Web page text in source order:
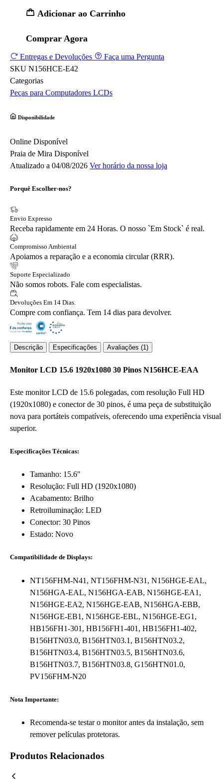
Adicionar ao Carrinho
Comprar Agora
Entregas e Devoluções
Faça uma Pergunta
SKU N156HCE-E42
Categorias
Peças para Computadores LCDs
Disponibilidade
Online Disponível
Praia de Mira Disponível
Atualizado a 04/08/2026 Ver horário da nossa loja
Porquê Escolher-nos?
Envio Expresso
Receba rapidamente em 24 Horas. O nosso `Em Stock` é real.
Compromisso Ambiental
Apoiamos a reparação e a economia circular (RRR).
Suporte Especializado
Não somos robots. Fale com especialistas.
Devoluções Em 14 Dias.
Compre com confiança. Tem 14 dias para devolver.
Descrição Especificações Avaliações (1)
Monitor LCD 15.6 1920x1080 30 Pinos N156HCE-EAA
Este monitor LCD de 15.6 polegadas, com resolução Full HD
(1920x1080) e conector de 30 pinos, é uma peça de substituição
nova para portáteis compatíveis, oferecendo uma experiência visual
superior.
Especificações Técnicas:
Tamanho: 15.6"
Resolução: Full HD (1920x1080)
Acabamento: Brilho
Retroiluminação: LED
Conector: 30 Pinos
Estado: Novo
Compatibilidade de Displays:
NT156FHM-N41, NT156FHM-N31, N156HGE-EAL,
N156HGA-EAL, N156HGA-EAB, N156HGE-EA1,
N156HGE-EA2, N156HGE-EAB, N156HGA-EBB,
N156HGE-EB1, N156HGE-EBL, N156HGE-EG1,
HB156FH1-301, HB156FH1-401, HB156FH1-402,
B156HTN03.0, B156HTN03.1, B156HTN03.2,
B156HTN03.4, B156HTN03.5, B156HTN03.6,
B156HTN03.7, B156HTN03.8, G156HTN01.0,
PV156FHM-N20
Nota Importante:
Recomenda-se testar o monitor antes da instalação, sem
remover películas protetoras.
Produtos Relacionados